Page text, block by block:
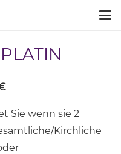
Sie wenn sie 2
Kirchliche